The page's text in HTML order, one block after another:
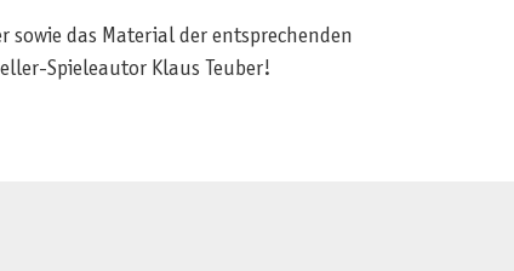
sowie das Material der entsprechenden
Spieleautor Klaus Teuber!